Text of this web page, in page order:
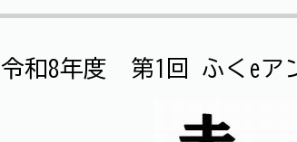
令和8年度 第1回 ふくeア